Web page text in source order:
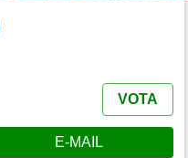
VOTA
E-MAIL